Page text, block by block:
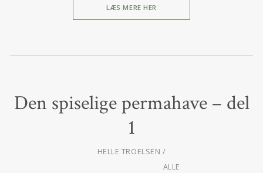
LÆS MERE HER
Den spiselige permahave – del
1
HELLE TROELSEN
ALLE